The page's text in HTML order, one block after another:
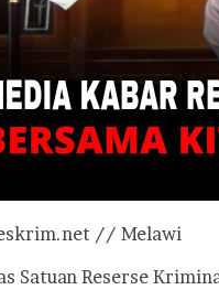
// Melawi
Satuan Reserse